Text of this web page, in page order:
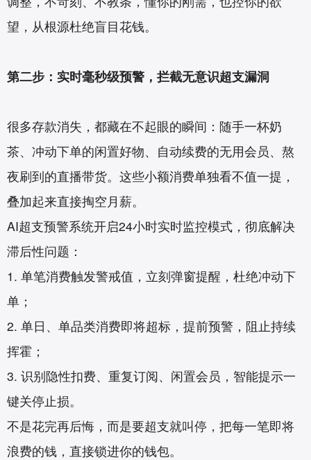
望，从根源杜绝盲目花钱。
第二步：实时毫秒级预警，拦截无意识超支漏洞
很多存款消失，都藏在不起眼的瞬间：随手一杯奶
茶、冲动下单的闲置好物、自动续费的无用会员、熬
夜刷到的直播带货。这些小额消费单独看不值一提，
叠加起来直接掏空月薪。
AI超支预警系统开启24小时实时监控模式，彻底解决
滞后性问题：
1. 单笔消费触发警戒值，立刻弹窗提醒，杜绝冲动下
单；
2. 单日、单品类消费即将超标，提前预警，阻止持续
挥霍；
3. 识别隐性扣费、重复订阅、闲置会员，智能提示一
键关停止损。
不是花完再后悔，而是要超支就叫停，把每一笔即将
浪费的钱，直接锁进你的钱包。